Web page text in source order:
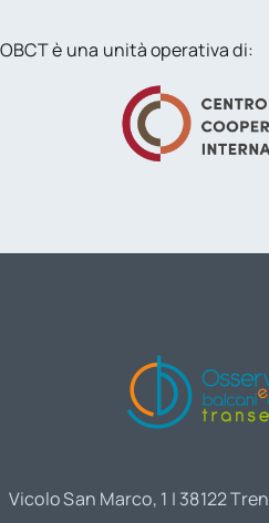
OBCT è una unità operativa di:
Vicolo San Marco, 1 | 38122